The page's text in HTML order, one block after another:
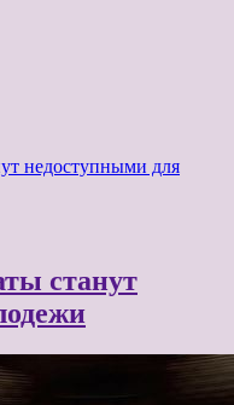
недоступными для
станут